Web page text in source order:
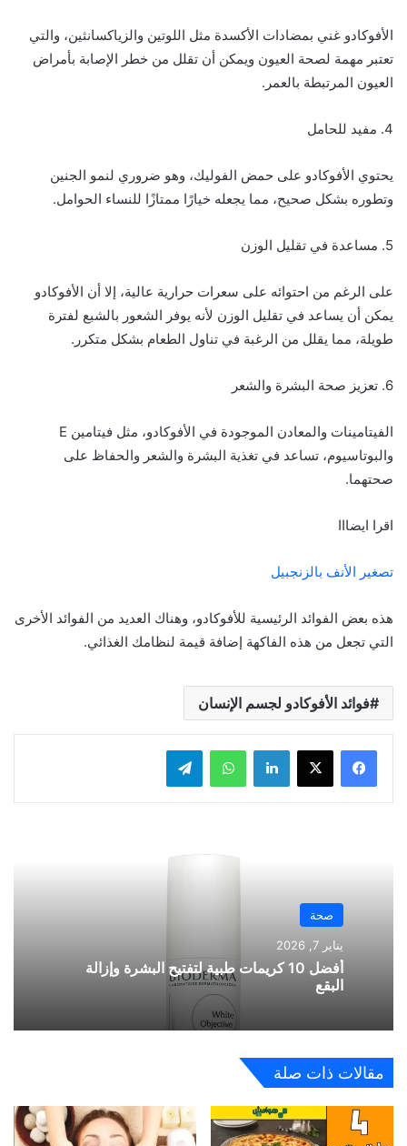
الأفوكادو غني بمضادات الأكسدة مثل اللوتين والزياكسانثين، والتي
تعتبر مهمة لصحة العيون ويمكن أن تقلل من خطر الإصابة بأمراض
العيون المرتبطة بالعمر.
4. مفيد للحامل
يحتوي الأفوكادو على حمض الفوليك، وهو ضروري لنمو الجنين
وتطوره بشكل صحيح، مما يجعله خيارًا ممتازًا للنساء الحوامل.
5. مساعدة في تقليل الوزن
على الرغم من احتوائه على سعرات حرارية عالية، إلا أن الأفوكادو
يمكن أن يساعد في تقليل الوزن لأنه يوفر الشعور بالشبع لفترة
طويلة، مما يقلل من الرغبة في تناول الطعام بشكل متكرر.
6. تعزيز صحة البشرة والشعر
الفيتامينات والمعادن الموجودة في الأفوكادو، مثل فيتامين E
والبوتاسيوم، تساعد في تغذية البشرة والشعر والحفاظ على
صحتهما.
اقرا ايضااا
تصغير الأنف بالزنجبيل
هذه بعض الفوائد الرئيسية للأفوكادو، وهناك العديد من الفوائد الأخرى
التي تجعل من هذه الفاكهة إضافة قيمة لنظامك الغذائي.
فوائد الأفوكادو لجسم الإنسان
لينكدإن واتساب
صحة
يناير 7, 2026
أفضل 10 كريمات طبية لتفتيح البشرة وإزالة
البقع
مقالات ذات صلة